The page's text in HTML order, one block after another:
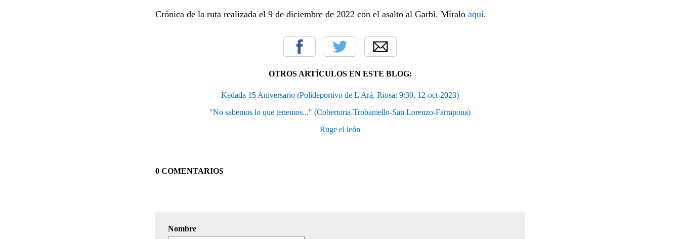
Crónica de la ruta realizada el 9 de diciembre de 2022 con el asalto al Garbí. Míralo aquí.
OTROS ARTÍCULOS EN ESTE BLOG:
Kedada 15 Aniversario (Polideportivo de L'Ará, Riosa; 9:30, 12-oct-2023)
"No sabemos lo que tenemos..." (Cobertoria-Trobaniello-San Lorenzo-Farrapona)
Ruge el león
0 COMENTARIOS
Nombre